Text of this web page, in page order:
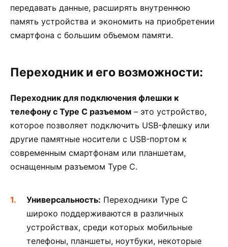
передавать данные, расширять внутреннюю
память устройства и экономить на приобретении
смартфона с большим объемом памяти.
Переходник и его возможности:
Переходник для подключения флешки к
телефону с Type C разъемом – это устройство,
которое позволяет подключить USB-флешку или
другие памятные носители с USB-портом к
современным смартфонам или планшетам,
оснащенным разъемом Type C.
Универсальность: Переходники Type C
широко поддерживаются в различных
устройствах, среди которых мобильные
телефоны, планшеты, ноутбуки, некоторые